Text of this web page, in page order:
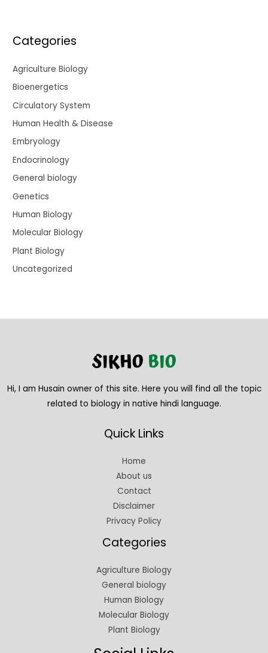
Categories
Agriculture Biology
Bioenergetics
Circulatory System
Human Health & Disease
Embryology
Endocrinology
General biology
Genetics
Human Biology
Molecular Biology
Plant Biology
Uncategorized
Hi, I am Husain owner of this site. Here you will find all the topic
related to biology in native hindi language.
Quick Links
Home
About us
Contact
Disclaimer
Privacy Policy
Categories
Agriculture Biology
General biology
Human Biology
Molecular Biology
Plant Biology